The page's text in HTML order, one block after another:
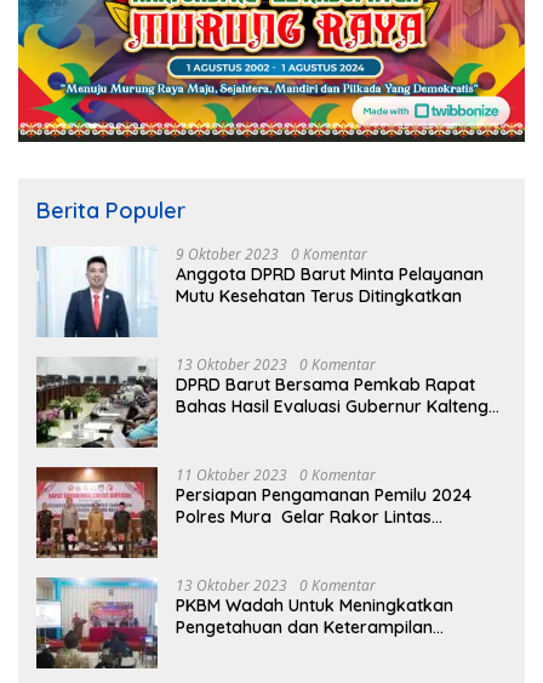
Berita Populer
9 Oktober 2023 0 Komentar
Anggota DPRD Barut Minta Pelayanan
Mutu Kesehatan Terus Ditingkatkan
13 Oktober 2023 0 Komentar
DPRD Barut Bersama Pemkab Rapat
Bahas Hasil Evaluasi Gubernur Kalteng
11 Oktober 2023 0 Komentar
Persiapan Pengamanan Pemilu 2024
Polres Mura Gelar Rakor Lintas
13 Oktober 2023 0 Komentar
PKBM Wadah Untuk Meningkatkan
Pengetahuan dan Keterampilan